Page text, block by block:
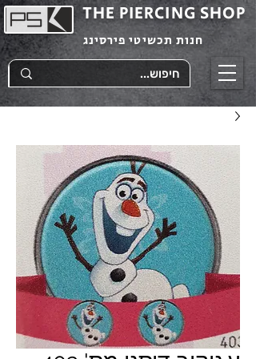
THE PIERCING SHOP
חנות תכשיטי פירסינג